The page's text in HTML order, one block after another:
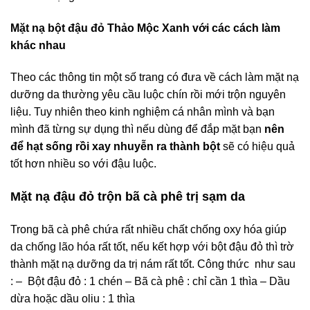
Mặt nạ bột đậu đỏ Thảo Mộc Xanh với các cách làm
khác nhau
Theo các thông tin một số trang có đưa về cách làm mặt nạ
dưỡng da thường yêu cầu luộc chín rồi mới trộn nguyên
liệu. Tuy nhiên theo kinh nghiệm cá nhân mình và bạn
mình đã từng sự dụng thì nếu dùng để đắp mặt bạn nên
để hạt sống rồi xay nhuyễn ra thành bột sẽ có hiệu quả
tốt hơn nhiều so với đậu luộc.
Mặt nạ đậu đỏ trộn bã cà phê trị sạm da
Trong bã cà phê chứa rất nhiều chất chống oxy hóa giúp
da chống lão hóa rất tốt, nếu kết hợp với bột đậu đỏ thì trờ
thành mặt nạ dưỡng da trị nám rất tốt. Công thức như sau
: – Bột đậu đỏ : 1 chén – Bã cà phê : chỉ cần 1 thìa – Dầu
dừa hoặc dầu oliu : 1 thìa